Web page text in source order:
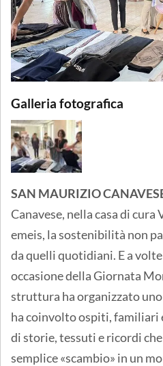
Galleria fotografica
SAN MAURIZIO
Canavese, nella casa di
emeis, la sostenibilità non
da quelli quotidiani. E a
occasione della Giornata
struttura ha organizzato
ha coinvolto ospiti, familiari
di storie, tessuti e ricordi
semplice «scambio» in un